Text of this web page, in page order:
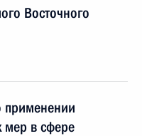
Восточного
применении
мер в сфере